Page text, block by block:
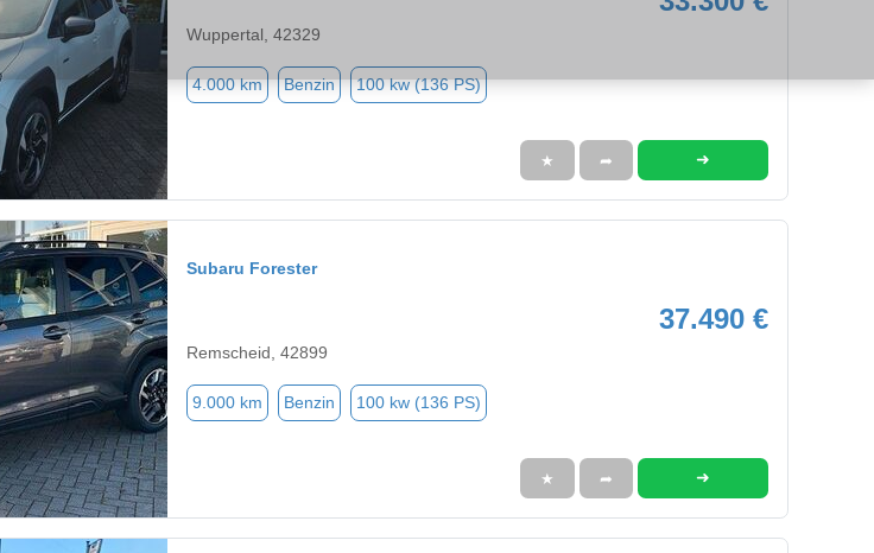
Wuppertal, 42329
4.000 km Benzin 100 kw (136 PS)
★ ➦ ➜
Subaru Forester
37.490 €
Remscheid, 42899
9.000 km Benzin 100 kw (136 PS)
★ ➦ ➜